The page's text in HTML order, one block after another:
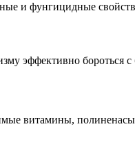
и фунгицидные
эффективно бороться с
витамины,